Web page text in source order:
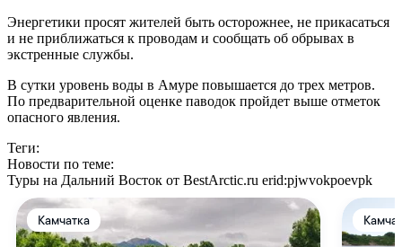
Энергетики просят жителей быть осторожнее, не прикасаться
и не приближаться к проводам и сообщать об обрывах в
экстренные службы.
В сутки уровень воды в Амуре повышается до трех метров.
По предварительной оценке паводок пройдет выше отметок
опасного явления.
Теги:
Новости по теме:
Туры на Дальний Восток от BestArctic.ru erid:pjwvokpoevpk